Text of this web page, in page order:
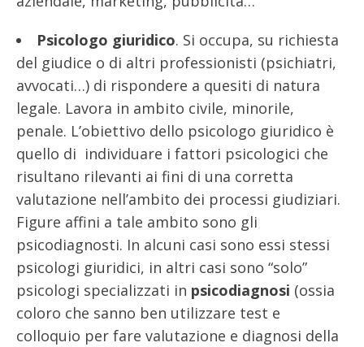
Psicologo giuridico. Si occupa, su richiesta
del giudice o di altri professionisti (psichiatri,
avvocati…) di rispondere a quesiti di natura
legale. Lavora in ambito civile, minorile,
penale. L’obiettivo dello psicologo giuridico è
quello di individuare i fattori psicologici che
risultano rilevanti ai fini di una corretta
valutazione nell’ambito dei processi giudiziari.
Figure affini a tale ambito sono gli
psicodiagnosti. In alcuni casi sono essi stessi
psicologi giuridici, in altri casi sono “solo”
psicologi specializzati in psicodiagnosi (ossia
coloro che sanno ben utilizzare test e
colloquio per fare valutazione e diagnosi della